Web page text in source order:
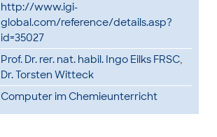
http://www.igi-
global.com/reference/details.asp?
id=35027
Prof. Dr. rer. nat. habil. Ingo Eilks FRSC,
Dr. Torsten Witteck
Computer im Chemieunterricht